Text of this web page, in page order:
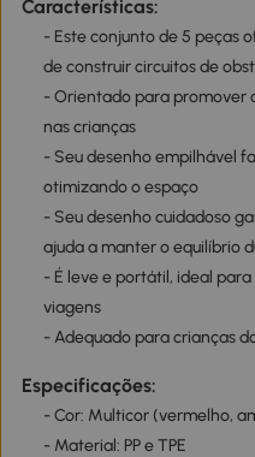
Características:
- Este conjunto de 5 peças
de construir circuitos de
- Orientado para promover
nas crianças
- Seu desenho empilhável
otimizando o espaço
- Seu desenho cuidadoso
ajuda a manter o equilíbrio
- É leve e portátil, ideal
viagens
- Adequado para crianças
Especificações:
- Cor: Multicor (vermelho,
- Material: PP e TPE